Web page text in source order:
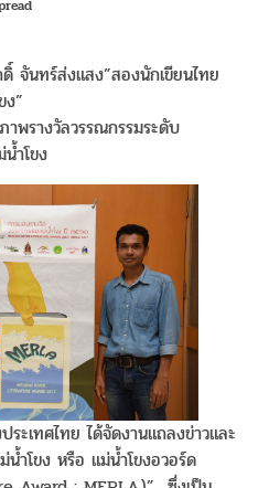
จันทร์ส่งแสง”สองนักเขียนไทย
ง”
าพรางวัลวรรณกรรมระดับ
ำโขง
ศไทย ได้จัดงานแถลงข่าวและ
ำโขง หรือ แม่น้ำโขงอวอร์ด